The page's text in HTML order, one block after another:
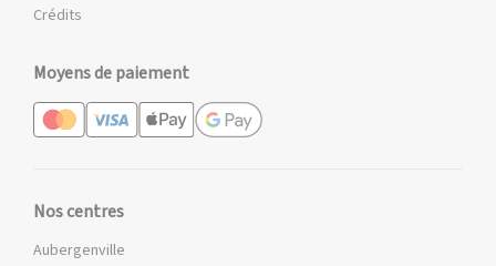
Crédits
Moyens de paiement
Nos centres
Aubergenville